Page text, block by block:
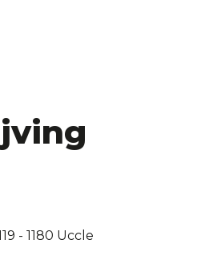
- 1180 Uccle